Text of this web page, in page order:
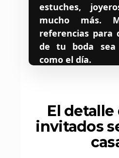
estuches,
mucho más.
referencias para
de tu boda sea
como el día.
Ver catálogo
El detalle
invitados